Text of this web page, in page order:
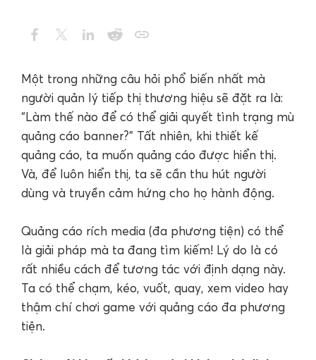
Một trong những câu hỏi phổ biến nhất mà
người quản lý tiếp thị thương hiệu sẽ đặt ra là:
“Làm thế nào để có thể giải quyết tình trạng mù
quảng cáo banner?” Tất nhiên, khi thiết kế
quảng cáo, ta muốn quảng cáo được hiển thị.
Và, để luôn hiển thị, ta sẽ cần thu hút người
dùng và truyền cảm hứng cho họ hành động.
Quảng cáo rích media (đa phương tiện) có thể
là giải pháp mà ta đang tìm kiếm! Lý do là có
rất nhiều cách để tương tác với định dạng này.
Ta có thể chạm, kéo, vuốt, quay, xem video hay
thậm chí chơi game với quảng cáo đa phương
tiện.